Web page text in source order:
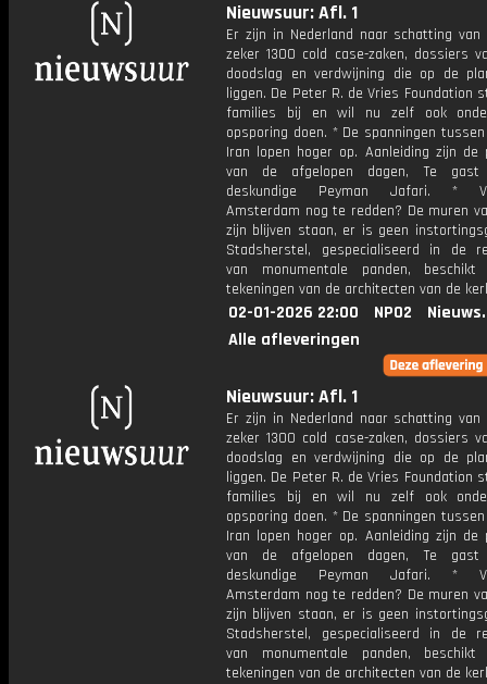
Nieuwsuur: Afl. 1
Er zijn in Nederland naar schatting
zeker 1300 cold case-zaken, dossiers
doodslag en verdwijning die op de
liggen. De Peter R. de Vries Foundation
families bij en wil nu zelf ook
opsporing doen. * De spanningen
Iran lopen hoger op. Aanleiding zijn de
van de afgelopen dagen, Te
deskundige Peyman Jafari. *
Amsterdam nog te redden? De muren
zijn blijven staan, er is geen
Stadsherstel, gespecialiseerd in de
van monumentale panden,
tekeningen van de architecten van de
02-01-2026 22:00 NPO2
Alle afleveringen
Nieuwsuur: Afl. 1
Er zijn in Nederland naar schatting
zeker 1300 cold case-zaken, dossiers
doodslag en verdwijning die op de
liggen. De Peter R. de Vries Foundation
families bij en wil nu zelf ook
opsporing doen. * De spanningen
Iran lopen hoger op. Aanleiding zijn de
van de afgelopen dagen, Te
deskundige Peyman Jafari. *
Amsterdam nog te redden? De muren
zijn blijven staan, er is geen
Stadsherstel, gespecialiseerd in de
van monumentale panden,
tekeningen van de architecten van de